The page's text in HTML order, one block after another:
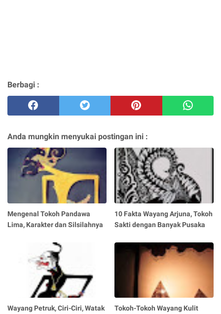
Berbagi :
Anda mungkin menyukai postingan ini :
Mengenal Tokoh Pandawa
Lima, Karakter dan Silsilahnya
10 Fakta Wayang Arjuna, Tokoh
Sakti dengan Banyak Pusaka
Wayang Petruk, Ciri-Ciri, Watak Tokoh-Tokoh Wayang Kulit